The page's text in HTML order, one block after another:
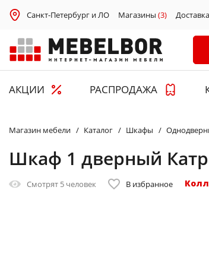
Санкт-Петербург и ЛО Магазины (3)
АКЦИИ РАСПРОДАЖА
Магазин мебели Каталог Шкафы
Шкаф 1 дверный
Смотрят 5 человек В избранное